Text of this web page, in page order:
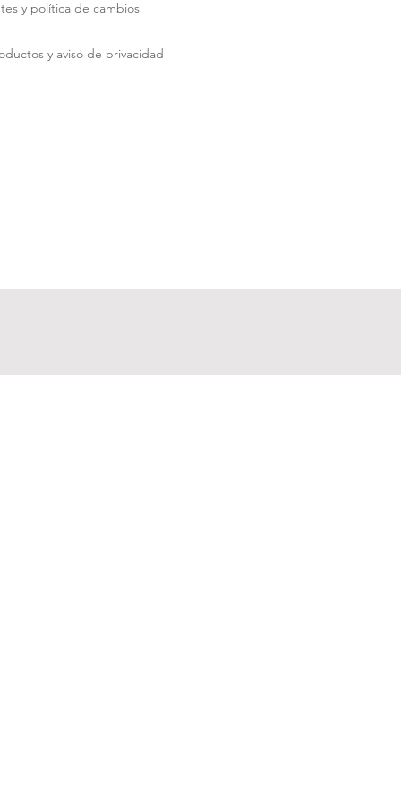
y política de cambios
y aviso de privacidad